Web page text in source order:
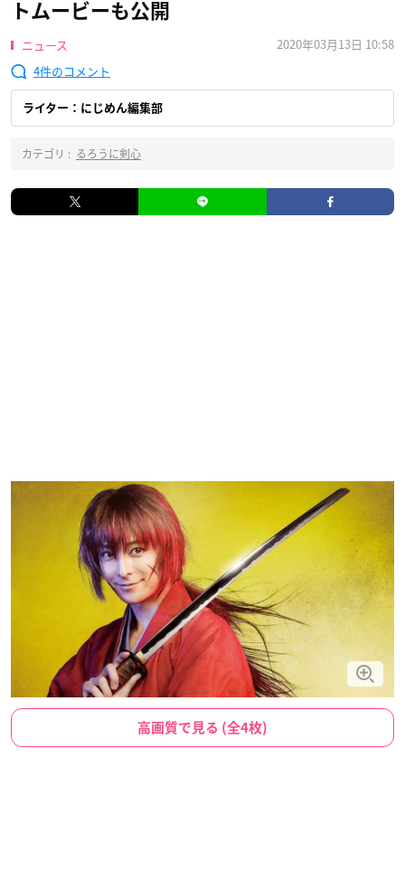
トムービーも公開
ニュース
2020年03月13日 10:58
4
ライター：にじめん編集部
カテゴリ : るろうに剣心
高画質で見る (全4枚)